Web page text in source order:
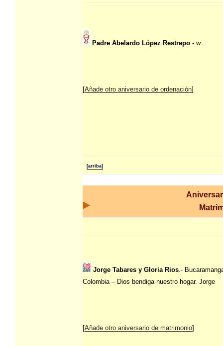
Padre Abelardo López Restrepo.- w
[Añade otro aniversario de ordenación]
[arriba]
Jorge Tabares y Gloria Rios .-
Colombia – Dios bendiga nuestro hogar. Jorge
[Añade otro aniversario de matrimonio]